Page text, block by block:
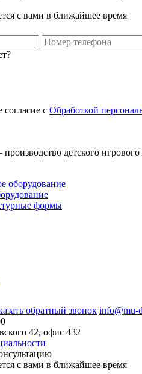
с вами в ближайшее время
с Обработкой
детского игрового
оборудование
формы
обратный звонок info@mu-
42, офис 432
с вами в ближайшее время